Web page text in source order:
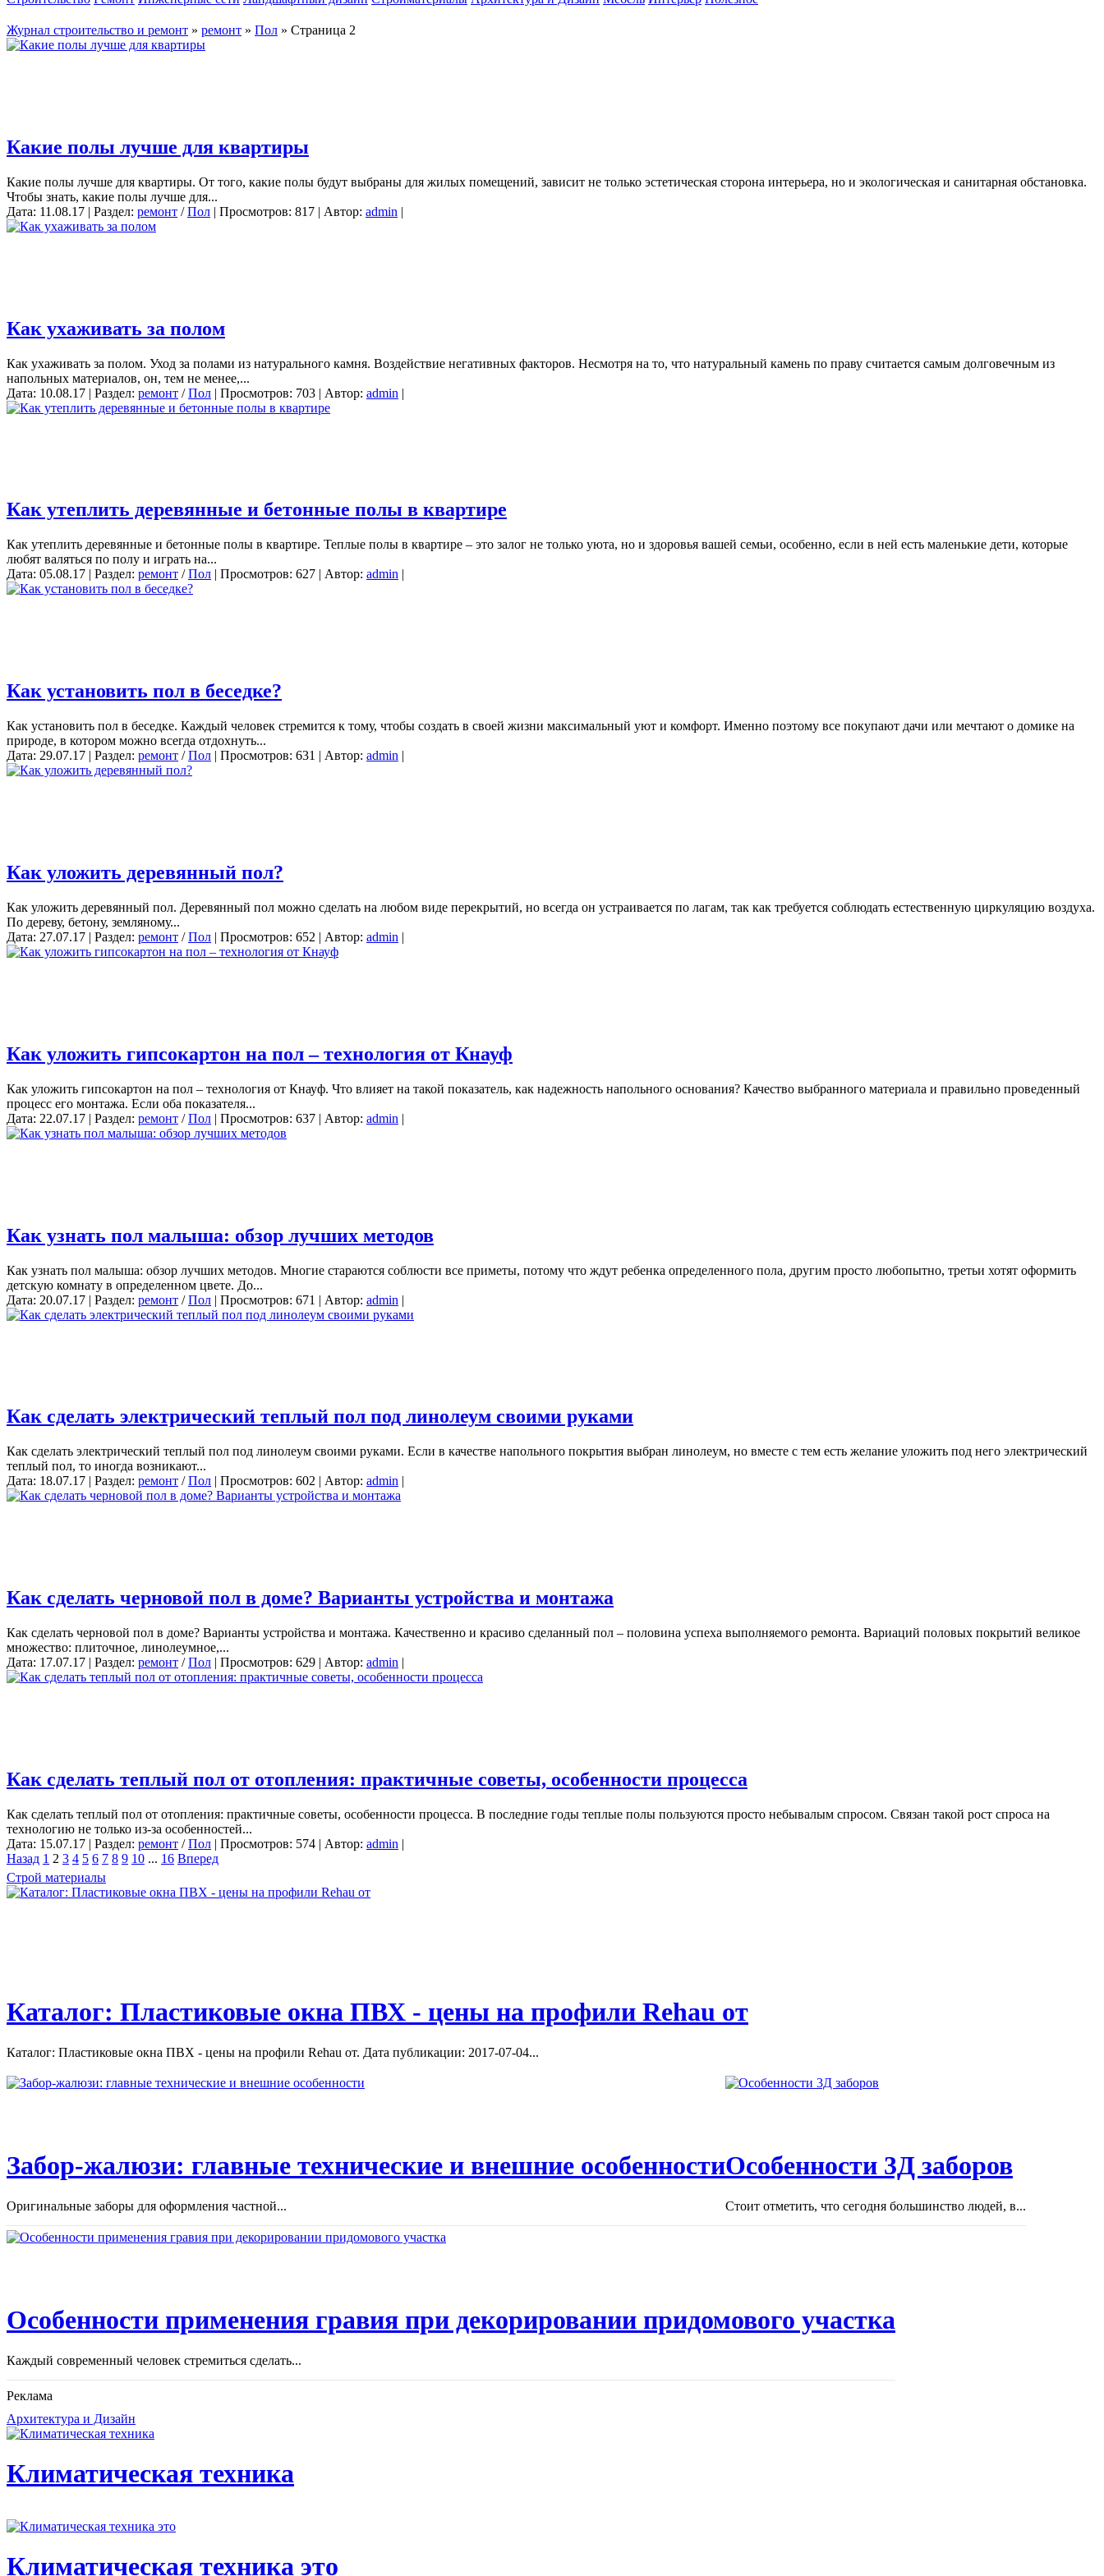
Журнал строительство и ремонт » ремонт » Пол » Страница 2
Какие полы лучше для квартиры
Какие полы лучше для квартиры. От того, какие полы будут выбраны для жилых помещений, зависит не только эстетическая сторона интерьера, но и экологическая и санитарная обстановка.
Чтобы знать, какие полы лучше для...
Дата: 11.08.17 | Раздел: ремонт /Пол | Просмотров: 817 | Автор: admin |
Как ухаживать за полом
Как ухаживать за полом. Уход за полами из натурального камня. Воздействие негативных факторов. Несмотря на то, что натуральный камень по праву считается самым долговечным из
напольных материалов, он, тем не менее,...
Дата: 10.08.17 | Раздел: ремонт /Пол | Просмотров: 703 | Автор: admin |
Как утеплить деревянные и бетонные полы в квартире
Как утеплить деревянные и бетонные полы в квартире. Теплые полы в квартире – это залог не только уюта, но и здоровья вашей семьи, особенно, если в ней есть маленькие дети, которые
любят валяться по полу и играть на...
Дата: 05.08.17 | Раздел: ремонт /Пол | Просмотров: 627 | Автор: admin |
Как установить пол в беседке?
Как установить пол в беседке. Каждый человек стремится к тому, чтобы создать в своей жизни максимальный уют и комфорт. Именно поэтому все покупают дачи или мечтают о домике на
природе, в котором можно всегда отдохнуть...
Дата: 29.07.17 | Раздел: ремонт /Пол | Просмотров: 631 | Автор: admin |
Как уложить деревянный пол?
Как уложить деревянный пол. Деревянный пол можно сделать на любом виде перекрытий, но всегда он устраивается по лагам, так как требуется соблюдать естественную циркуляцию воздуха.
По дереву, бетону, земляному...
Дата: 27.07.17 | Раздел: ремонт /Пол | Просмотров: 652 | Автор: admin |
Как уложить гипсокартон на пол – технология от Кнауф
Как уложить гипсокартон на пол – технология от Кнауф. Что влияет на такой показатель, как надежность напольного основания? Качество выбранного материала и правильно проведенный
процесс его монтажа. Если оба показателя...
Дата: 22.07.17 | Раздел: ремонт /Пол | Просмотров: 637 | Автор: admin |
Как узнать пол малыша: обзор лучших методов
Как узнать пол малыша: обзор лучших методов. Многие стараются соблюсти все приметы, потому что ждут ребенка определенного пола, другим просто любопытно, третьи хотят оформить
детскую комнату в определенном цвете. До...
Дата: 20.07.17 | Раздел: ремонт /Пол | Просмотров: 671 | Автор: admin |
Как сделать электрический теплый пол под линолеум своими руками
Как сделать электрический теплый пол под линолеум своими руками. Если в качестве напольного покрытия выбран линолеум, но вместе с тем есть желание уложить под него электрический
теплый пол, то иногда возникают...
Дата: 18.07.17 | Раздел: ремонт /Пол | Просмотров: 602 | Автор: admin |
Как сделать черновой пол в доме? Варианты устройства и монтажа
Как сделать черновой пол в доме? Варианты устройства и монтажа. Качественно и красиво сделанный пол – половина успеха выполняемого ремонта. Вариаций половых покрытий великое
множество: плиточное, линолеумное,...
Дата: 17.07.17 | Раздел: ремонт /Пол | Просмотров: 629 | Автор: admin |
Как сделать теплый пол от отопления: практичные советы, особенности процесса
Как сделать теплый пол от отопления: практичные советы, особенности процесса. В последние годы теплые полы пользуются просто небывалым спросом. Связан такой рост спроса на
технологию не только из-за особенностей...
Дата: 15.07.17 | Раздел: ремонт /Пол | Просмотров: 574 | Автор: admin |
Назад 1 2 3 4 5 6 7 8 9 10 ... 16 Вперед
Строй материалы
Каталог: Пластиковые окна ПВХ - цены на профили Rehau от
Каталог: Пластиковые окна ПВХ - цены на профили Rehau от. Дата публикации: 2017-07-04...
Забор-жалюзи: главные технические и внешние особенности
Оригинальные заборы для оформления частной...
Особенности 3Д заборов
Стоит отметить, что сегодня большинство людей, в...
Особенности применения гравия при декорировании придомового участка
Каждый современный человек стремиться сделать...
Реклама
Архитектура и Дизайн
Климатическая техника
Климатическая техника это